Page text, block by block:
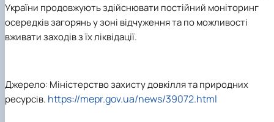
України продовжують здійснювати постійний моніторинг
осередків загорянь у зоні відчуження та по можливості
вживати заходів з їх ліквідації.
Джерело: Міністерство захисту довкілля та природних
ресурсів. https://mepr.gov.ua/news/39072.html